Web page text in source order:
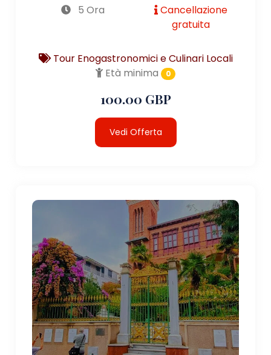
5 Ora
Cancellazione
gratuita
Tour Enogastronomici e Culinari Locali
Età minima
0
100.00 GBP
Vedi Offerta